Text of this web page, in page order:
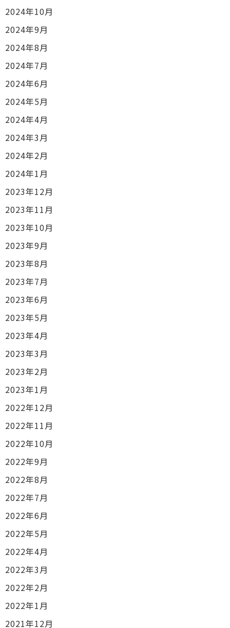
2024年10月
2024年9月
2024年8月
2024年7月
2024年6月
2024年5月
2024年4月
2024年3月
2024年2月
2024年1月
2023年12月
2023年11月
2023年10月
2023年9月
2023年8月
2023年7月
2023年6月
2023年5月
2023年4月
2023年3月
2023年2月
2023年1月
2022年12月
2022年11月
2022年10月
2022年9月
2022年8月
2022年7月
2022年6月
2022年5月
2022年4月
2022年3月
2022年2月
2022年1月
2021年12月